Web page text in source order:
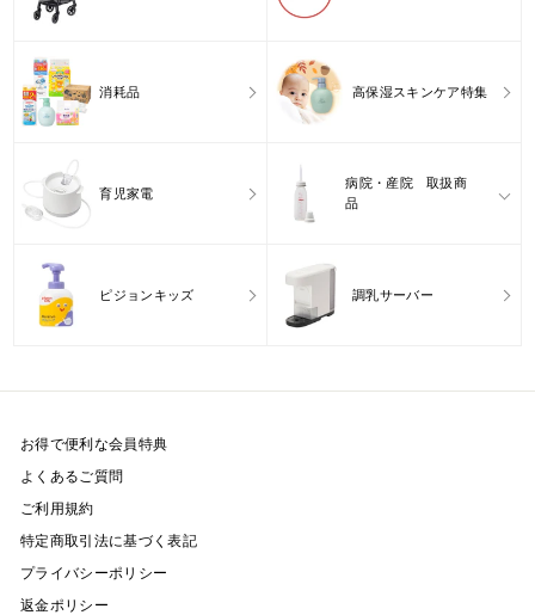
消耗品 高保湿スキンケア特集
育児家電
病院・産院 取扱商
品
ピジョンキッズ 調乳サーバー
お得で便利な会員特典
よくあるご質問
ご利用規約
特定商取引法に基づく表記
プライバシーポリシー
返金ポリシー